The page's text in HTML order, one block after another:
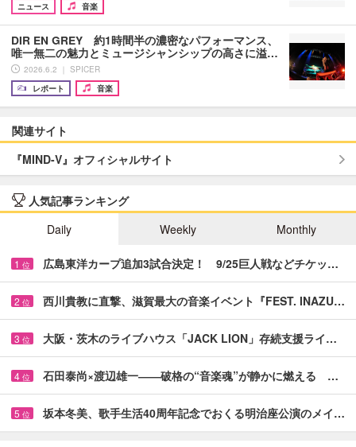
ニュース
音楽
DIR EN GREY 約1時間半の濃密なパフォーマンス、
唯一無二の魅力とミュージシャンシップの高さに溢…
2026.6.2 ｜ SPICER
レポート
音楽
関連サイト
『MIND-V』オフィシャルサイト
人気記事ランキング
Daily
Weekly Monthly
1 位 広島東洋カープ追加3試合決定！ 9/25巨人戦などチケッ…
2 位 西川貴教に直撃、滋賀最大の音楽イベント『FEST. INAZU…
3 位 大阪・茨木のライブハウス「JACK LION」存続支援ライ…
4 位 石田泰尚×渡辺雄一――破格の“音楽魂”が静かに燃える …
5 位 坂本冬美、歌手生活40周年記念でおくる明治座公演のメイ…